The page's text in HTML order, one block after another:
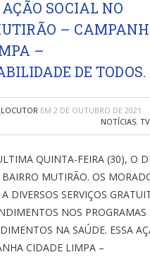
AÇÃO SOCIAL NO
–
–
DE TODOS.
EM 2 DE OUTUBRO DE 2021
NOTÍCIAS,
QUINTA-FEIRA (30), O
MUTIRÃO. OS
DIVERSOS SERVIÇOS
NOS PROGRAMAS
NA SAÚDE. ESSA
CIDADE LIMPA –